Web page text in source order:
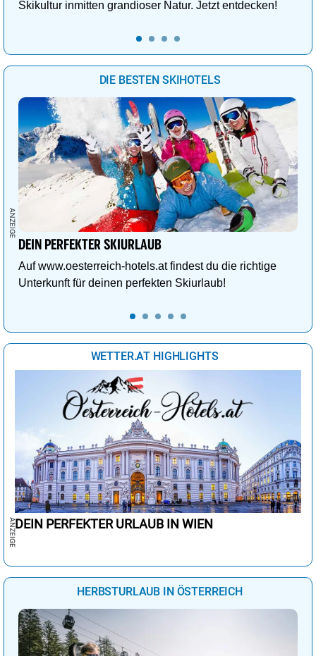
Skikultur inmitten grandioser Natur. Jetzt entdecken!
DIE BESTEN SKIHOTELS
DEIN PERFEKTER SKIURLAUB
Auf www.oesterreich-hotels.at findest du die richtige
Unterkunft für deinen perfekten Skiurlaub!
WETTER.AT HIGHLIGHTS
DEIN PERFEKTER URLAUB IN WIEN
HERBSTURLAUB IN ÖSTERREICH